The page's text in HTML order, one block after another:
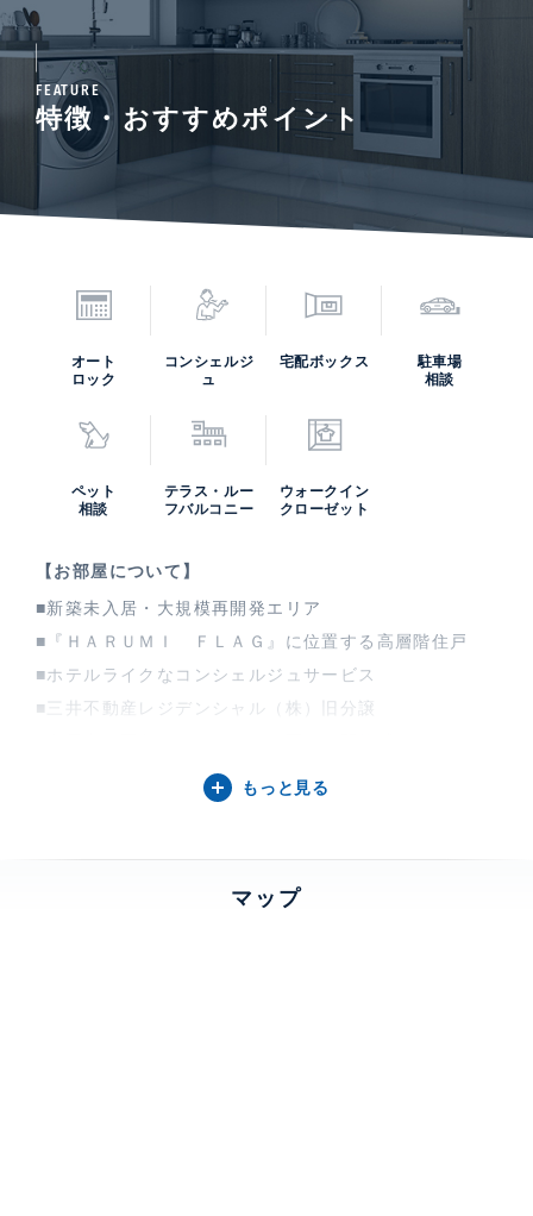
FEATURE
特徴・おすすめポイント
オート
ロック
コンシェルジ
ュ
宅配ボックス
駐車場
相談
ペット
相談
テラス・ルー
フバルコニー
ウォークイン
クローゼット
【お部屋について】
■新築未入居・大規模再開発エリア
■『ＨＡＲＵＭＩ ＦＬＡＧ』に位置する高層階住戸
■ホテルライクなコンシェルジュサービス
■三井不動産レジデンシャル（株）旧分譲
■ＷＩＣなど各居室に豊富な収納を完備
もっと見る
マップ